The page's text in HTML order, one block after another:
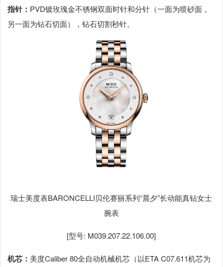
指针： PVD镀玫瑰金不锈钢双面时针和分针（一面为喷砂面，
另一面为钻石切面），钻石切割秒针。
瑞士美度表BARONCELLI贝伦赛丽系列“晨夕”长动能真钻女士
腕表
[型号: M039.207.22.106.00]
机芯： 美度Caliber 80全自动机械机芯（以ETA C07.611机芯为